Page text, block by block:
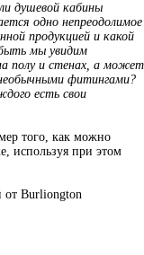
душевой кабины
одно непреодолимое
продукцией и какой
мы увидим
полу и стенах, а может
фитингами?
есть свои
того, как можно
используя при этом